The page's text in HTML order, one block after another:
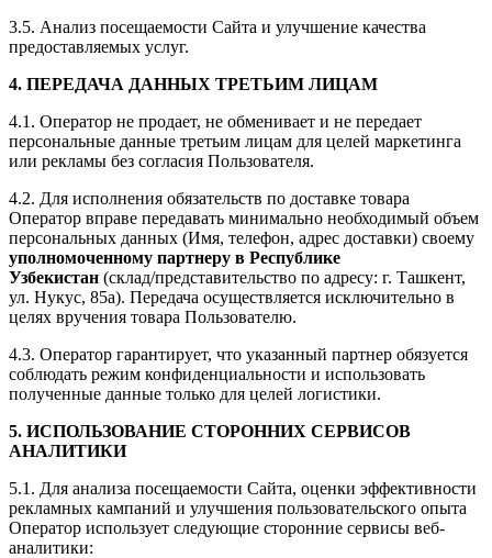
3.5. Анализ посещаемости Сайта и улучшение качества
предоставляемых услуг.
4. ПЕРЕДАЧА ДАННЫХ ТРЕТЬИМ ЛИЦАМ
4.1. Оператор не продает, не обменивает и не передает
персональные данные третьим лицам для целей маркетинга
или рекламы без согласия Пользователя.
4.2. Для исполнения обязательств по доставке товара
Оператор вправе передавать минимально необходимый объем
персональных данных (Имя, телефон, адрес доставки) своему
уполномоченному партнеру в Республике
Узбекистан (склад/представительство по адресу: г. Ташкент,
ул. Нукус, 85а). Передача осуществляется исключительно в
целях вручения товара Пользователю.
4.3. Оператор гарантирует, что указанный партнер обязуется
соблюдать режим конфиденциальности и использовать
полученные данные только для целей логистики.
5. ИСПОЛЬЗОВАНИЕ СТОРОННИХ СЕРВИСОВ
АНАЛИТИКИ
5.1. Для анализа посещаемости Сайта, оценки эффективности
рекламных кампаний и улучшения пользовательского опыта
Оператор использует следующие сторонние сервисы веб-
аналитики: